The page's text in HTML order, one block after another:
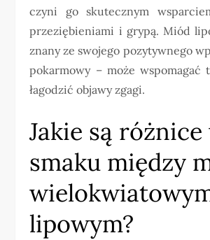
czyni go skutecznym
przeziębieniami i grypą. Miód
znany ze swojego pozytywnego
pokarmowy – może wspomagać
łagodzić objawy zgagi.
Jakie są różnice
smaku między
lipowym?